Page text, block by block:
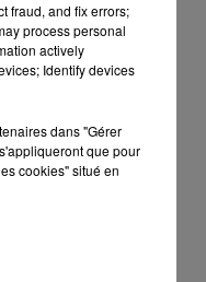
fraud, and fix errors;
process personal
actively
Identify devices
dans "Gérer
que pour
cookies" situé en